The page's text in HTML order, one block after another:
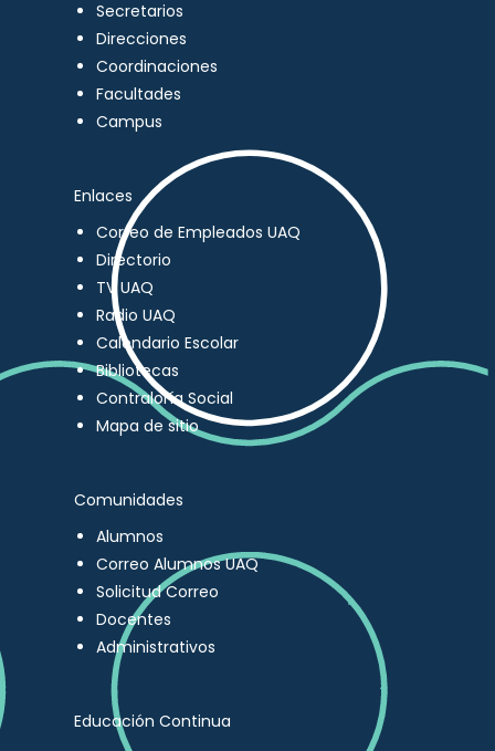
Secretarios
Direcciones
Coordinaciones
Facultades
Campus
Enlaces
Correo de Empleados UAQ
Directorio
TV UAQ
Radio UAQ
Calendario Escolar
Bibliotecas
Contraloría Social
Mapa de sitio
Comunidades
Alumnos
Correo Alumnos UAQ
Solicitud Correo
Docentes
Administrativos
Educación Continua